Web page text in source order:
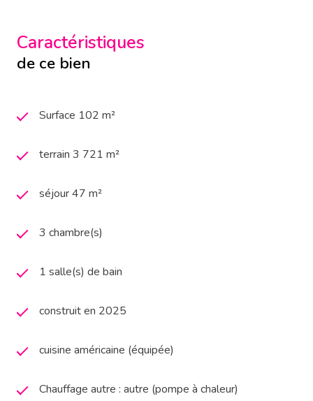
Caractéristiques
de ce bien
Surface 102 m²
terrain 3 721 m²
séjour 47 m²
3 chambre(s)
1 salle(s) de bain
construit en 2025
cuisine américaine (équipée)
Chauffage autre : autre (pompe à chaleur)